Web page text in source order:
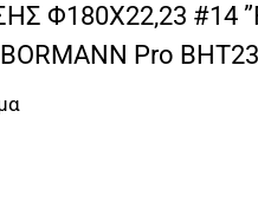
Φ180Χ22,23 #14
Pro